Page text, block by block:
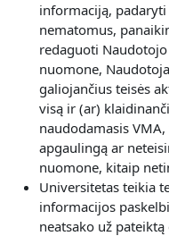
informaciją,
nematomus,
redaguoti
nuomone,
galiojančius teisės
visą ir (ar)
naudodamasis
apgaulingą ar
nuomone, kitaip
Universitetas teikia
informacijos
neatsako už